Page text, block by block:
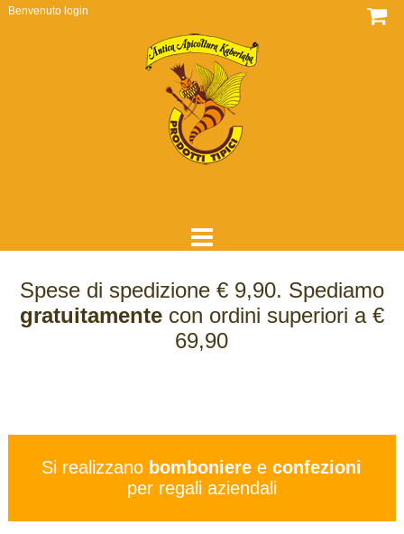
Benvenuto login
DOVE SIAMO
CONTATTI
Spese di spedizione € 9,90. Spediamo
gratuitamentecon ordini superiori a €
69,90
Si realizzano bomboniere econfezioni
per regali aziendali